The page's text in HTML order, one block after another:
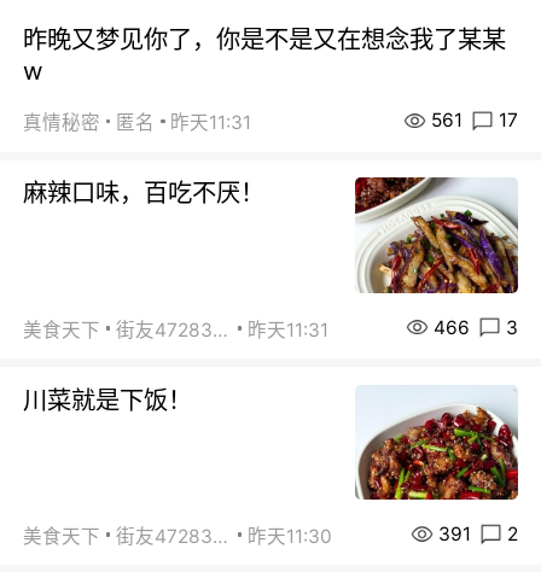
昨晚又梦见你了，你是不是又在想念我了某某
w
真情秘密 匿名 昨天11:31 561 17
麻辣口味，百吃不厌！
美食天下 街友472838572 昨天11:31 466 3
川菜就是下饭！
美食天下 街友472838572 昨天11:30 391 2